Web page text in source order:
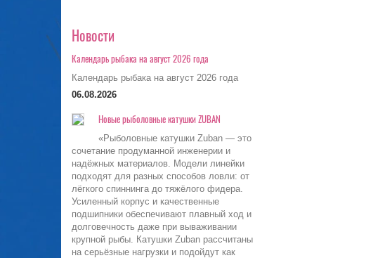
Новости
Календарь рыбака на август 2026 года
Календарь рыбака на август 2026 года
06.08.2026
Новые рыболовные катушки ZUBAN
«Рыболовные катушки Zuban — это
сочетание продуманной инженерии и
надёжных материалов. Модели линейки
подходят для разных способов ловли: от
лёгкого спиннинга до тяжёлого фидера.
Усиленный корпус и качественные
подшипники обеспечивают плавный ход и
долговечность даже при вываживании
крупной рыбы. Катушки Zuban рассчитаны
на серьёзные нагрузки и подойдут как